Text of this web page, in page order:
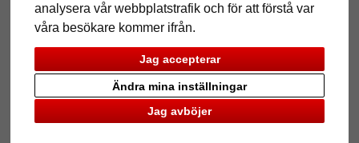
analysera vår webbplatstrafik och för att förstå var
våra besökare kommer ifrån.
Jag accepterar
Jag avböjer
Ändra mina inställningar
Tillbaka